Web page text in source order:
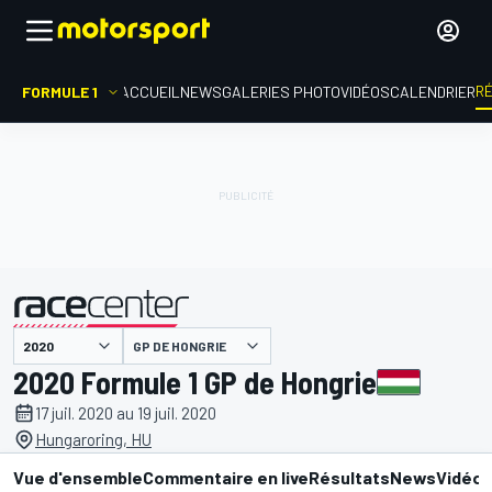
FORMULE 1 ACCUEIL NEWSGALERIES PHOTOVIDÉOSCALENDRIER
présenté par GP DE HONGRIE
2020 Formule 1 GP de Hongrie
17 juil. 2020 au 19 juil. 2020
Hungaroring, HU
Vue d'ensembleCommentaire en liveRésultatsNewsVidéos